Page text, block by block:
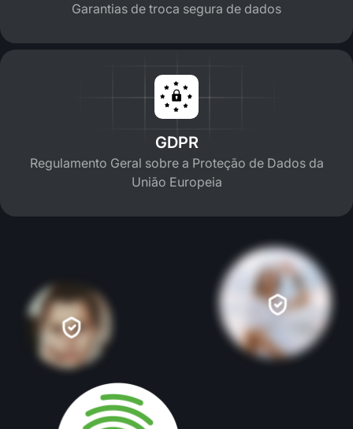
Garantias de troca segura de dados
GDPR
Regulamento Geral sobre a Proteção de Dados da
União Europeia